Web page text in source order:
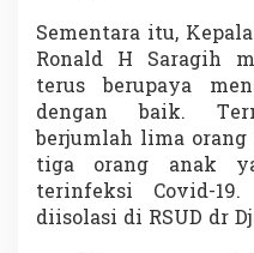
Sementara itu,
Ronald H Saragih
terus berupaya
dengan baik.
berjumlah lima
tiga orang anak
terinfeksi Covid-
diisolasi di RSUD dr